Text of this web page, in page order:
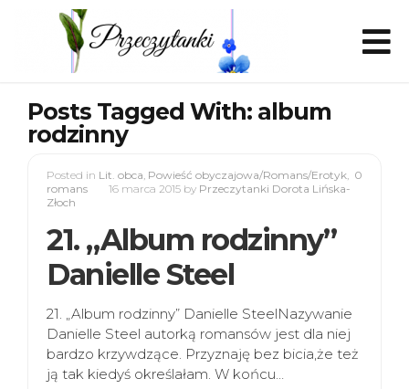
Posts Tagged With: album
rodzinny
0
Posted in Lit. obca, Powieść obyczajowa/Romans/Erotyk,
romans
16 marca 2015 by Przeczytanki Dorota Lińska-
Złoch
21. „Album rodzinny”
Danielle Steel
21. „Album rodzinny” Danielle SteelNazywanie
Danielle Steel autorką romansów jest dla niej
bardzo krzywdzące. Przyznaję bez bicia,że też
ją tak kiedyś określałam. W końcu…